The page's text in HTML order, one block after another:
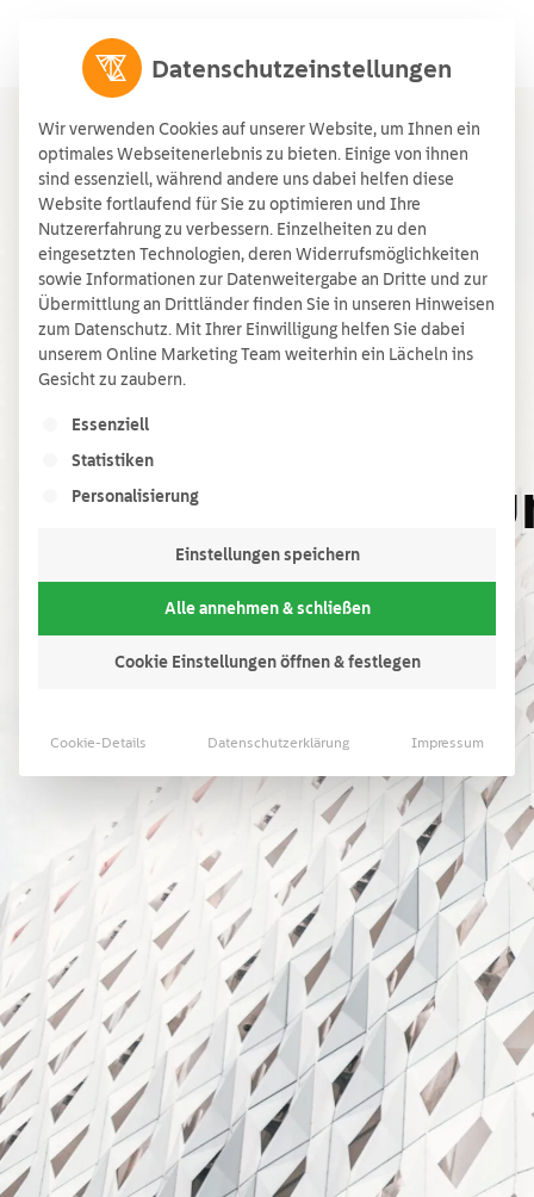
Startseite»checkliste direktvermarktung
checkliste
Datenschutzeinstellungen
Wir verwenden Cookies auf unserer Website, um Ihnen ein
optimales Webseitenerlebnis zu bieten. Einige von ihnen
sind essenziell, während andere uns dabei helfen diese
Website fortlaufend für Sie zu optimieren und Ihre
Nutzererfahrung zu verbessern. Einzelheiten zu den
eingesetzten Technologien, deren Widerrufsmöglichkeiten
sowie Informationen zur Datenweitergabe an Dritte und zur
Übermittlung an Drittländer finden Sie in unseren Hinweisen
zum Datenschutz. Mit Ihrer Einwilligung helfen Sie dabei
unserem Online Marketing Team weiterhin ein Lächeln ins
Gesicht zu zaubern.
Es folgt eine Liste der Service-Gruppen, für die
Essenziell
Statistiken
Personalisierung
Einstellungen speichern
Alle annehmen & schließen
Cookie Einstellungen öffnen & festlegen
Cookie-Details Datenschutzerklärung Impressum